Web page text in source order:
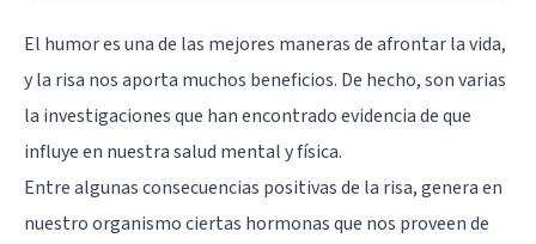
El humor es una de las mejores maneras de afrontar la vida,
y la risa nos aporta muchos beneficios. De hecho, son varias
la investigaciones que han encontrado evidencia de que
influye en nuestra salud mental y física.
Entre algunas consecuencias positivas de la risa, genera en
nuestro organismo ciertas hormonas que nos proveen de